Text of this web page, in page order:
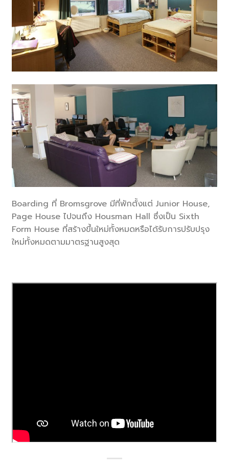
Boarding ที่ Bromsgrove มีที่พักตั้งแต่ Junior House,
Page House ไปจนถึง Housman Hall ซึ่งเป็น Sixth
Form House ที่สร้างขึ้นใหม่ทั้งหมดหรือได้รับการปรับปรุง
ใหม่ทั้งหมดตามมาตรฐานสูงสุด